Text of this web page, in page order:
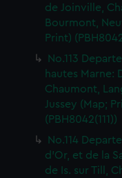
de Joinville,
Bourmont,
Print)
No.113
hautes Marne:
Chaumont,
Jussey (Map;
(PBH8042(111))
No.114
d'Or, et de la
de Is. sur Till,